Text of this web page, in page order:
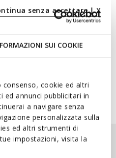
SUI COOKIE
cookie ed altri
annunci pubblicitari in
a navigare senza
personalizzata sulla
ed altri strumenti di
impostazioni, visita la
senza accettare | X